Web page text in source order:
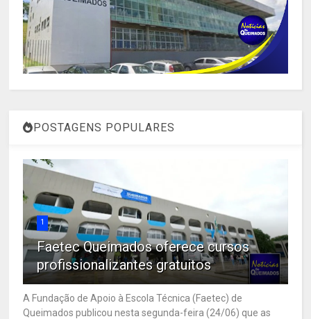
POSTAGENS POPULARES
1
Faetec Queimados oferece cursos
profissionalizantes gratuitos
A Fundação de Apoio à Escola Técnica (Faetec) de
Queimados publicou nesta segunda-feira (24/06) que as